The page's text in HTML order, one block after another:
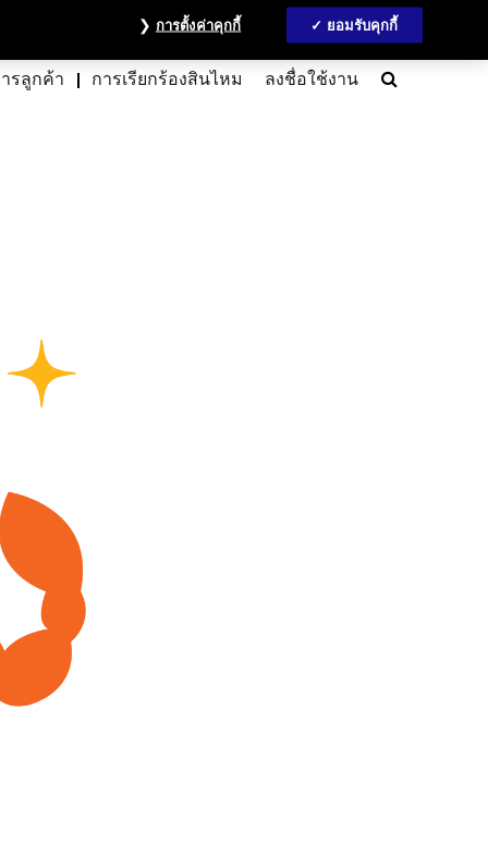
น MyAccount English
รลูกค้า การเรียกร้องสินไหม ลงชื่อใช้งาน Search
การตั้งค่าคุกกี้ ยอมรับคุกกี้